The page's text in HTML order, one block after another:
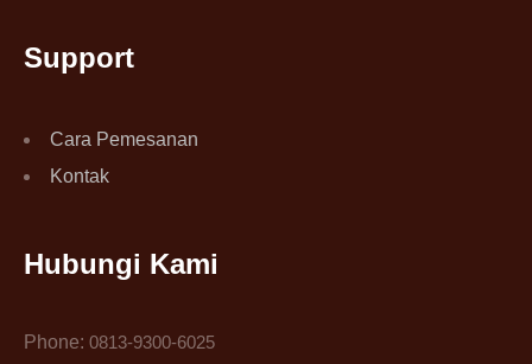
Support
Cara Pemesanan
Kontak
Hubungi Kami
Phone: 0813-9300-6025